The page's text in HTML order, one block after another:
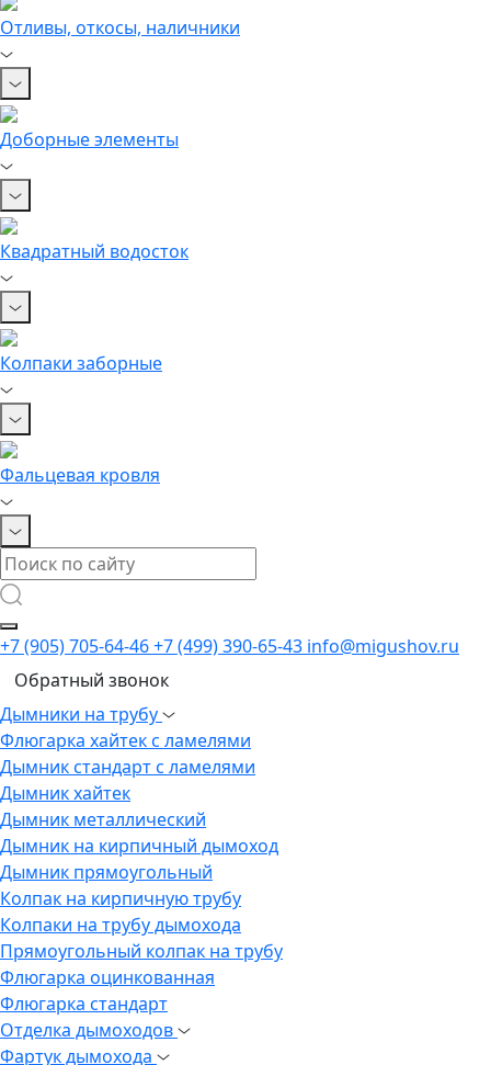
Отливы, откосы, наличники
Доборные элементы
Квадратный водосток
Колпаки заборные
Фальцевая кровля
+7 (905) 705-64-46+7 (499) 390-65-43 info@migushov.ru
Обратный звонок
Дымники на трубу
Флюгарка хайтек с ламелями
Дымник стандарт с ламелями
Дымник хайтек
Дымник металлический
Дымник на кирпичный дымоход
Дымник прямоугольный
Колпак на кирпичную трубу
Колпаки на трубу дымохода
Прямоугольный колпак на трубу
Флюгарка оцинкованная
Флюгарка стандарт
Отделка дымоходов
Фартук дымохода